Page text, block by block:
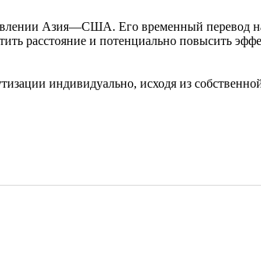
Азия—США. Его временный перевод
расстояние и потенциально повысить
индивидуально, исходя из